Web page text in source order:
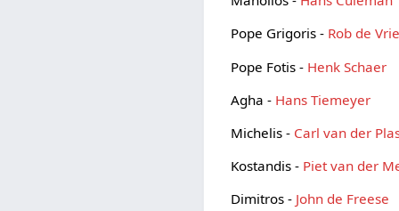
Pope Grigoris - Rob de
Pope Fotis - Henk Schaer
Agha - Hans Tiemeyer
Michelis - Carl van der
Kostandis - Piet van der
Dimitros - John de Freese